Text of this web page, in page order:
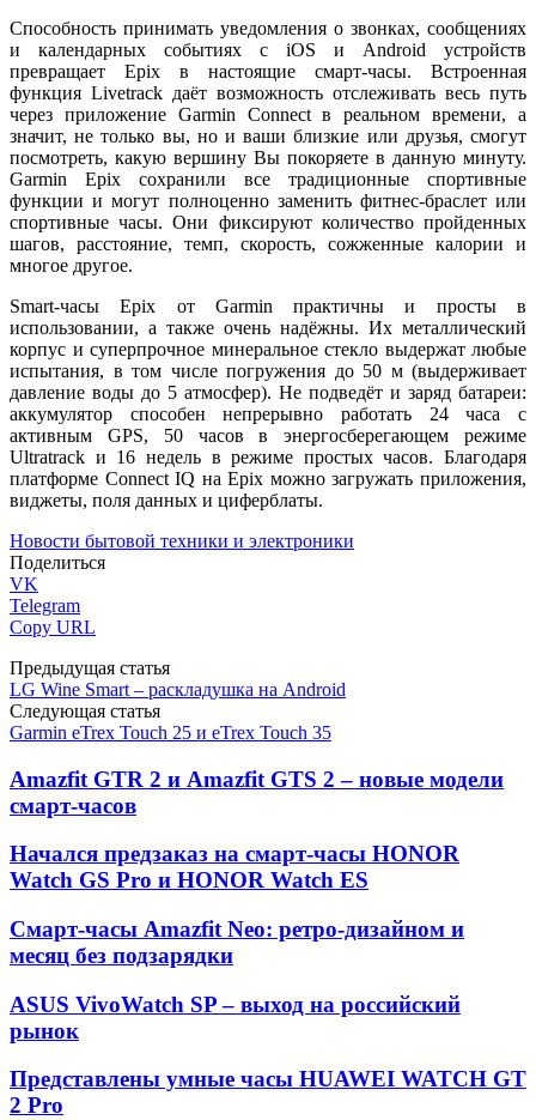
Способность принимать уведомления о звонках, сообщениях
и календарных событиях с iOS и Android устройств
превращает Epix в настоящие смарт-часы. Встроенная
функция Livetrack даёт возможность отслеживать весь путь
через приложение Garmin Connect в реальном времени, а
значит, не только вы, но и ваши близкие или друзья, смогут
посмотреть, какую вершину Вы покоряете в данную минуту.
Garmin Epix сохранили все традиционные спортивные
функции и могут полноценно заменить фитнес-браслет или
спортивные часы. Они фиксируют количество пройденных
шагов, расстояние, темп, скорость, сожженные калории и
многое другое.
Smart-часы Epix от Garmin практичны и просты в
использовании, а также очень надёжны. Их металлический
корпус и суперпрочное минеральное стекло выдержат любые
испытания, в том числе погружения до 50 м (выдерживает
давление воды до 5 атмосфер). Не подведёт и заряд батареи:
аккумулятор способен непрерывно работать 24 часа с
активным GPS, 50 часов в энергосберегающем режиме
Ultratrack и 16 недель в режиме простых часов. Благодаря
платформе Connect IQ на Epix можно загружать приложения,
виджеты, поля данных и циферблаты.
Новости бытовой техники и электроники
Поделиться
VK
Telegram
Copy URL
Предыдущая статья
LG Wine Smart – раскладушка на Android
Следующая статья
Garmin eTrex Touch 25 и eTrex Touch 35
Amazfit GTR 2 и Amazfit GTS 2 – новые модели
смарт-часов
Начался предзаказ на смарт-часы HONOR
Watch GS Pro и HONOR Watch ES
Смарт-часы Amazfit Neo: ретро-дизайном и
месяц без подзарядки
ASUS VivoWatch SP – выход на российский
рынок
Представлены умные часы HUAWEI WATCH GT
2 Pro